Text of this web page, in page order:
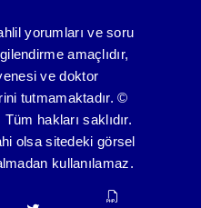
yorumları ve soru
amaçlıdır,
ve doktor
tutmamaktadır. ©
hakları saklıdır.
olsa sitedeki görsel
kullanılamaz.